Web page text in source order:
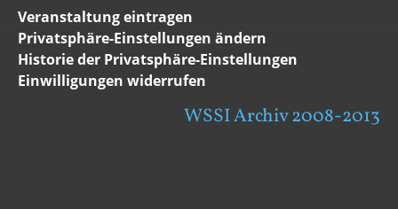
Veranstaltung eintragen
Privatsphäre-Einstellungen ändern
Historie der Privatsphäre-Einstellungen
Einwilligungen widerrufen
WSSI Archiv 2008-2013